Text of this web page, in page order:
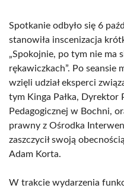
Spotkanie odbyło się 6
stanowiła inscenizacja
„Spokojnie, po tym nie ma
rękawiczkach”. Po seansie
wzięli udział eksperci
tym Kinga Pałka, Dyrektor
Pedagogicznej w Bochni,
prawny z Ośrodka
zaszczycił swoją
Adam Korta.
W trakcie wydarzenia